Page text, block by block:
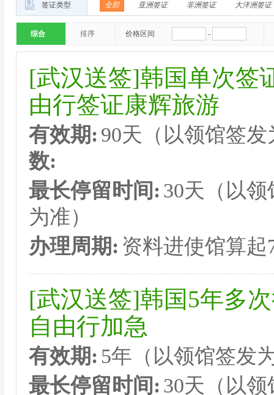
签证类型 全部 亚洲签证 非洲签证 大洋洲签证
综合 排序 价格区间 -
[武汉送签]韩国单次签
由行签证康辉旅游
有效期: 90天（以领馆签
数:
最长停留时间: 30天（以
为准）
办理周期: 资料进使馆算
[武汉送签]韩国5年多
自由行加急
有效期: 5年（以领馆签发
最长停留时间: 30天（以